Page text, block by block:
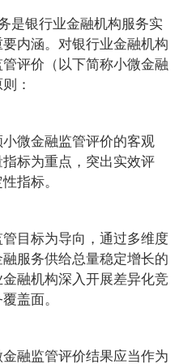
是银行业金融机构服务实
内涵。对银行业金融机构
评价（以下简称小微金融
：
小微金融监管评价的客观
标为重点，突出实效评
指标。
管目标为导向，通过多维度
服务供给总量稳定增长的
融机构深入开展差异化竞
盖面。
融监管评价结果应当作为